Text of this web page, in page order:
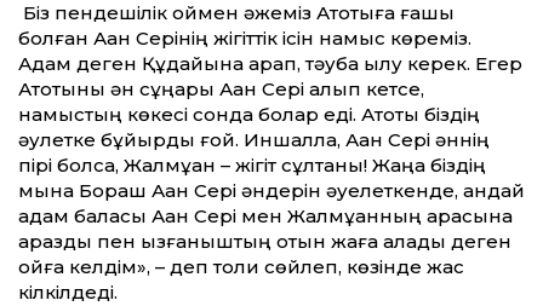
Біз пендешілік оймен әжеміз Ақтоқтыға ғашық
болған Ақан Серінің жігіттік ісін намыс көреміз.
Адам деген Құдайына қарап, тәуба қылу керек. Егер
Ақтоқтыны ән сұңқары Ақан Сері алып кетсе,
намыстың көкесі сонда болар еді. Ақтоқты біздің
әулетке бұйырды ғой. Иншалла, Ақан Сері әннің
пірі болса, Жалмұқан – жігіт сұлтаны! Жаңа біздің
мына Бораш Ақан Сері әндерін әуелеткенде, қандай
адам баласы Ақан Сері мен Жалмұқанның арасына
араздық пен қызғаныштың отын жаға алады деген
ойға келдім», – деп толқи сөйлеп, көзінде жас
кілкілдеді.